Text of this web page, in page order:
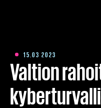
Pakettiratkaisut
Meistä
15.03 2023
Valtion